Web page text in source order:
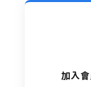
加入